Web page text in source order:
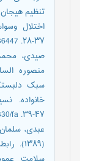
تنظیم هیجان
۳۷-۲۸. http://iranapsy.ir/Article/36447
صیدی،
سبک
۴۷-۳۹. https://sid.ir/paper/518330/fa
عبدی،
(۱۳۸۹).